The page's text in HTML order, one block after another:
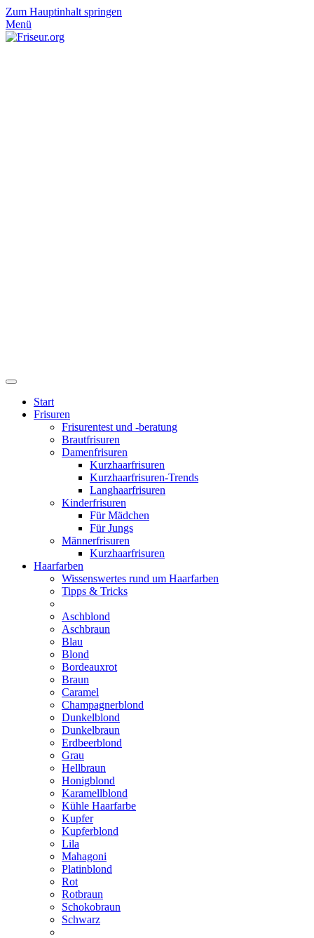
Zum Hauptinhalt springen
Menü
Start
Frisuren
Frisurentest und -beratung
Brautfrisuren
Damenfrisuren
Kurzhaarfrisuren
Kurzhaarfrisuren-Trends
Langhaarfrisuren
Kinderfrisuren
Für Mädchen
Für Jungs
Männerfrisuren
Kurzhaarfrisuren
Haarfarben
Wissenswertes rund um Haarfarben
Tipps & Tricks
Aschblond
Aschbraun
Blau
Blond
Bordeauxrot
Braun
Caramel
Champagnerblond
Dunkelblond
Dunkelbraun
Erdbeerblond
Grau
Hellbraun
Honigblond
Karamellblond
Kühle Haarfarbe
Kupfer
Kupferblond
Lila
Mahagoni
Platinblond
Rot
Rotbraun
Schokobraun
Schwarz